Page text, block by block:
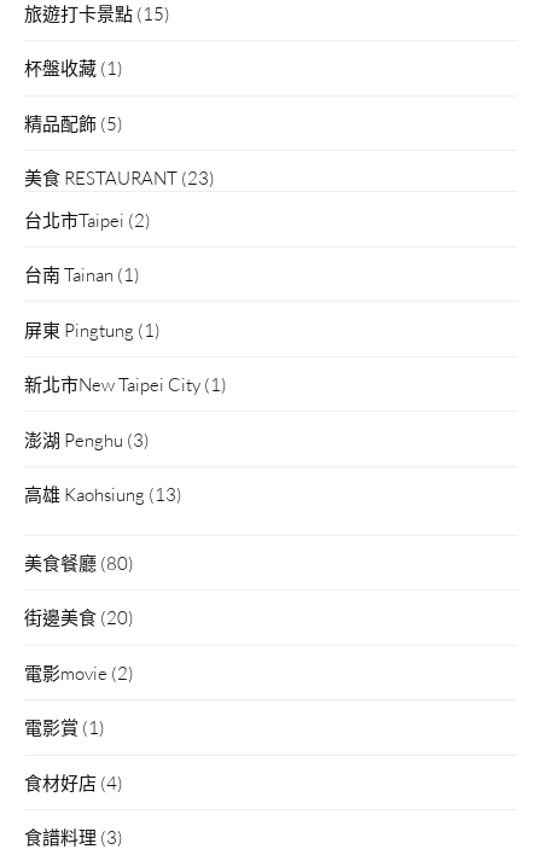
旅遊打卡景點 (15)
杯盤收藏 (1)
精品配飾 (5)
美食 RESTAURANT (23)
台北市Taipei (2)
台南 Tainan (1)
屏東 Pingtung (1)
新北市New Taipei City (1)
澎湖 Penghu (3)
高雄 Kaohsiung (13)
美食餐廳 (80)
街邊美食 (20)
電影movie (2)
電影賞 (1)
食材好店 (4)
食譜料理 (3)